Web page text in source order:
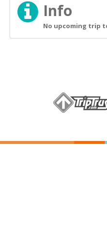
Info
No upcoming trip